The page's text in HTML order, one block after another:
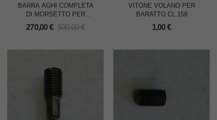
BARRA AGHI COMPLETA
DI MORSETTO PER
BARATTO CL.158D
270,00 € 500,00€
VITONE VOLANO PER
BARATTO CL.158
1,00 €